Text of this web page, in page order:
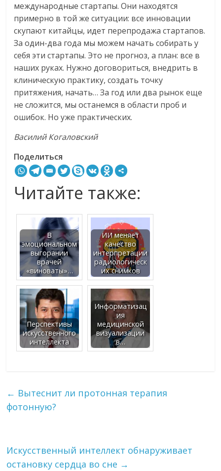
международные стартапы. Они находятся
примерно в той же ситуации: все инновации
скупают китайцы, идет перепродажа стартапов.
За один-два года мы можем начать собирать у
себя эти стартапы. Это не прогноз, а план: все в
наших руках. Нужно договориться, внедрить в
клиническую практику, создать точку
притяжения, начать… За год или два рынок еще
не сложится, мы останемся в области проб и
ошибок. Но уже практических.
Василий Когаловский
Поделиться
Читайте также:
В
эмоциональном
выгорании
врачей
«виноваты»…
ИИ меняет
качество
интерпретации
радиологическ
их снимков
Перспективы
искусственного
интеллекта
Информатизац
ия
медицинской
визуализации
в…
← Вытеснит ли протонная терапия
фотонную?
Искусственный интеллект обнаруживает
остановку сердца во сне →